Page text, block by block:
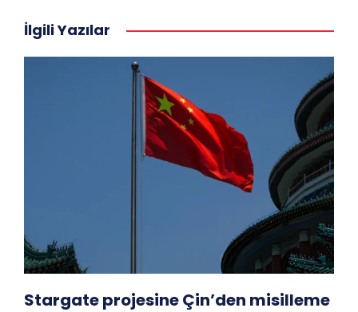
İlgili Yazılar
Stargate projesine Çin’den misilleme